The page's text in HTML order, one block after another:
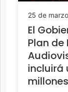
25 de
El
Plan
incluirá